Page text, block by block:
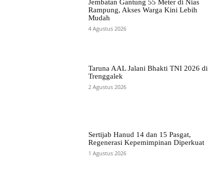
Jembatan Gantung 55 Meter di Nias
Rampung, Akses Warga Kini Lebih
Mudah
4 Agustus 2026
Taruna AAL Jalani Bhakti TNI 2026 di
Trenggalek
2 Agustus 2026
Sertijab Hanud 14 dan 15 Pasgat,
Regenerasi Kepemimpinan Diperkuat
1 Agustus 2026